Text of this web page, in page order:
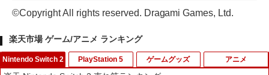
©Copyright All rights reserved. Dragami Games, Ltd.
楽天市場 ゲーム/アニメ ランキング
Nintendo Switch 2 PlayStation 5 ゲームグッズ アニメ